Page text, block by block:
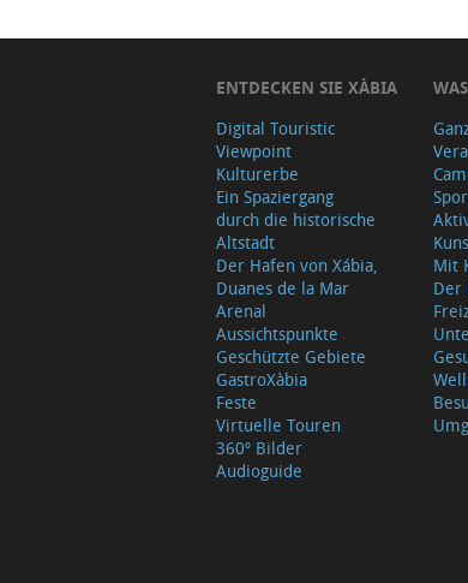
ENTDECKEN SIE XÀBIA
Digital Touristic
Viewpoint
Kulturerbe
Ein Spaziergang
durch die historische
Altstadt
Der Hafen von Xábia,
Duanes de la Mar
Arenal
Aussichtspunkte
Geschützte Gebiete
GastroXàbia
Feste
Virtuelle Touren
360º Bilder
Audioguide
Mit
Der